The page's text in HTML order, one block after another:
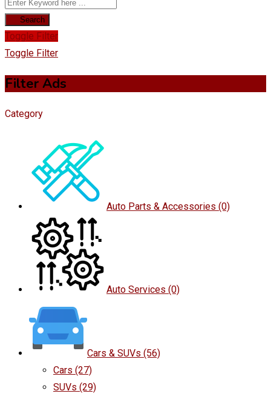
Search
Toggle Filter
Toggle Filter
Filter Ads
Category
Auto Parts & Accessories (0)
Auto Services (0)
Cars & SUVs (56)
Cars (27)
SUVs (29)